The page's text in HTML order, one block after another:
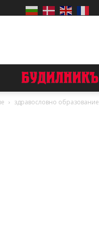
здравословно образование